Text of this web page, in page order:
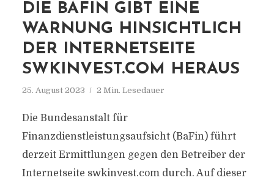
DIE BAFIN GIBT EINE
WARNUNG HINSICHTLICH
DER INTERNETSEITE
SWKINVEST.COM HERAUS
25. August 2023 2 Min. Lesedauer
Die Bundesanstalt für
Finanzdienstleistungsaufsicht (BaFin) führt
derzeit Ermittlungen gegen den Betreiber der
Internetseite swkinvest.com durch. Auf dieser